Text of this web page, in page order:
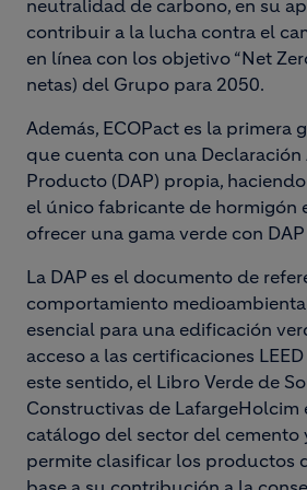
neutralidad de carbono, en su
contribuir a la lucha contra el
en línea con los objetivo “Net
netas) del Grupo para 2050.
Además, ECOPact es la primera
que cuenta con una
Producto (DAP) propia,
el único fabricante de hormigón
ofrecer una gama verde con
La DAP es el documento de
comportamiento
esencial para una edificación
acceso a las certificaciones LEED
este sentido, el Libro Verde de
Constructivas de LafargeHolcim
catálogo del sector del cemento
permite clasificar los productos